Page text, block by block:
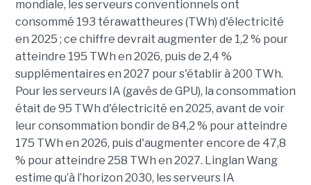
mondiale, les serveurs conventionnels ont
consommé 193 térawattheures (TWh) d'électricité
en 2025 ; ce chiffre devrait augmenter de 1,2 % pour
atteindre 195 TWh en 2026, puis de 2,4 %
supplémentaires en 2027 pour s'établir à 200 TWh.
Pour les serveurs IA (gavés de GPU), la consommation
était de 95 TWh d'électricité en 2025, avant de voir
leur consommation bondir de 84,2 % pour atteindre
175 TWh en 2026, puis d'augmenter encore de 47,8
% pour atteindre 258 TWh en 2027. Linglan Wang
estime qu’à l’horizon 2030, les serveurs IA